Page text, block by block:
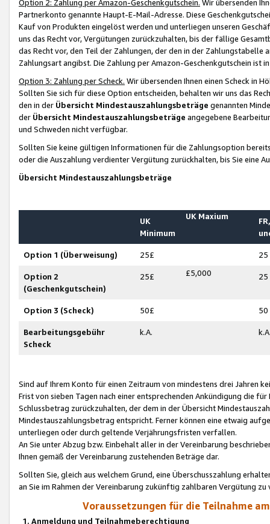
Option 2: Zahlung per Amazon-Geschenkgutschein. Wir übersenden
Partnerkonto genannte Haupt-E-Mail-Adresse. Diese
Kauf von Produkten eingelöst werden und unterliegen unseren
uns das Recht vor, Vergütungen zurückzuhalten, bis der fällige
das Recht vor, den Teil der Zahlungen, der den in der
Zahlungsart angibst. Die Zahlung per Amazon-Geschenkgutschein ist
Option 3: Zahlung per Scheck. Wir übersenden Ihnen einen Scheck in
Sollten Sie sich für diese Option entscheiden, behalten wir uns das
den in der Übersicht Mindestauszahlungsbeträge genannten
der Übersicht Mindestauszahlungsbeträge angegebene
und Schweden nicht verfügbar.
Sollten Sie keine gültigen Informationen für die Zahlungsoption
oder die Auszahlung verdienter Vergütung zurückhalten, bis Sie
Übersicht Mindestauszahlungsbeträge
UK
Minimum
UK Maxium
Option 1 (Überweisung) 25£ 25
Option 2
(Geschenkgutschein)
25£ £5,000 25
Option 3 (Scheck) 50£ 50
Bearbeitungsgebühr
Scheck
k.A.
Sind auf Ihrem Konto für einen Zeitraum von mindestens drei Jahren
Frist von sieben Tagen nach einer entsprechenden Ankündigung die
Schlussbetrag zurückzuhalten, der dem in der Übersicht
Mindestauszahlungsbetrag entspricht. Ferner können eine etwaig
unterliegen oder durch geltende Verjährungsfristen verfallen.
An Sie unter Abzug bzw. Einbehalt aller in der Vereinbarung
Ihnen gemäß der Vereinbarung zustehenden Beträge dar.
Sollten Sie, gleich aus welchem Grund, eine Überschusszahlung
an Sie im Rahmen der Vereinbarung zukünftig zahlbaren Vergütung zu
Voraussetzungen für die Teilnahme
1. Anmeldung und Teilnahmeberechtigung